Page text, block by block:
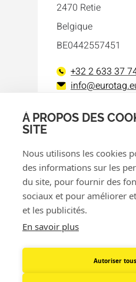
À PROPOS DES
SITE
Nous utilisons les cookies
des informations sur les
du site, pour fournir des
sociaux et pour améliorer
et les publicités.
En savoir plus
Autoriser
2470 Retie
Belgique
BE0442557451
+32 2 633 37
Facebook
LinkedIn
Politique